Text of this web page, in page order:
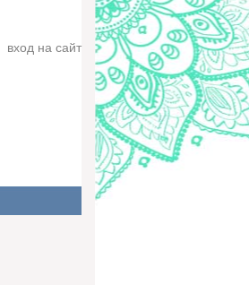
вход на сайт